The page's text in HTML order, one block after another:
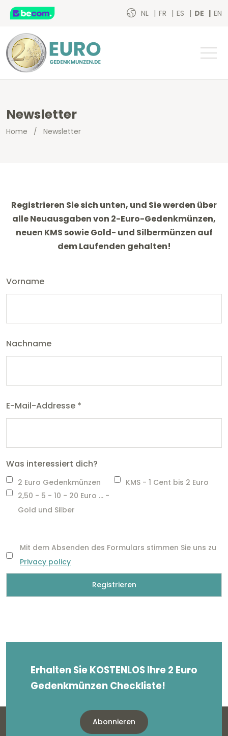
NL FR ES DE EN
Newsletter
Home / Newsletter
Registrieren Sie sich unten, und Sie werden über
alle Neuausgaben von 2-Euro-Gedenkmünzen,
neuen KMS sowie Gold- und Silbermünzen auf
dem Laufenden gehalten!
Vorname
Nachname
E-Mail-Addresse *
Was interessiert dich?
2 Euro Gedenkmünzen
KMS - 1 Cent bis 2 Euro
2,50 - 5 - 10 - 20 Euro ... -
Gold und Silber
Mit dem Absenden des Formulars stimmen Sie uns zu
Privacy policy
Erhalten Sie KOSTENLOS Ihre 2 Euro
Gedenkmünzen Checkliste!
Abonnieren